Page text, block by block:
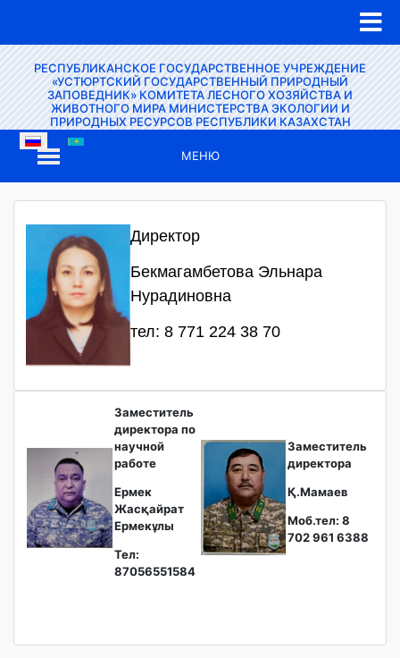
РЕСПУБЛИКАНСКОЕ ГОСУДАРСТВЕННОЕ УЧРЕЖДЕНИЕ
«УСТЮРТСКИЙ ГОСУДАРСТВЕННЫЙ ПРИРОДНЫЙ
ЗАПОВЕДНИК» КОМИТЕТА ЛЕСНОГО ХОЗЯЙСТВА И
ЖИВОТНОГО МИРА МИНИСТЕРСТВА ЭКОЛОГИИ И
ПРИРОДНЫХ РЕСУРСОВ РЕСПУБЛИКИ КАЗАХСТАН
МЕНЮ
Директор
Бекмагамбетова Эльнара
Нурадиновна
тел: 8 771 224 38 70
Заместитель
директора по
научной
работе
Ермек
Жасқайрат
Ермекұлы
Тел:
87056551584
Заместитель
директора
Қ.Мамаев
Моб.тел: 8
702 961 6388